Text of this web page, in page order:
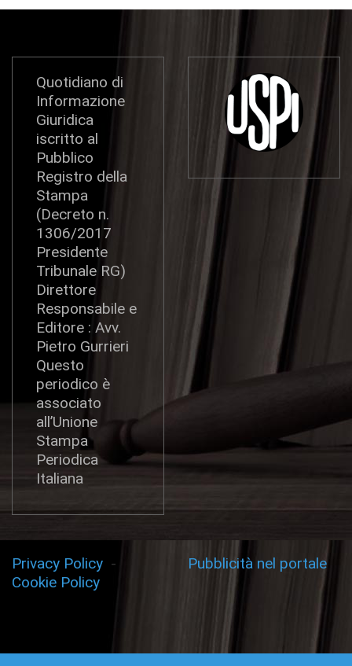
Quotidiano di
Informazione
Giuridica
iscritto al
Pubblico
Registro della
Stampa
(Decreto n.
1306/2017
Presidente
Tribunale RG)
Direttore
Responsabile e
Editore : Avv.
Pietro Gurrieri
Questo
periodico è
associato
all’Unione
Stampa
Periodica
Italiana
Privacy Policy -
Cookie Policy
Pubblicità nel portale